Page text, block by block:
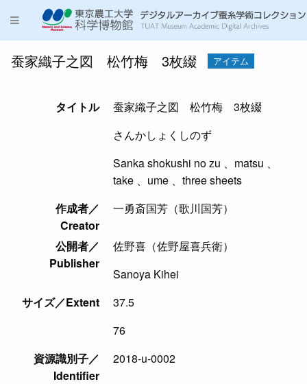
蚕家織子之図 松竹梅 3枚綴 アイテム
タイトル
蚕家織子之図 松竹梅 3枚綴
さんかしょくしのず
Sanka shokushi no zu 、matsu 、
take 、ume 、three sheets
作成者／
Creator
一勇斎国芳（歌川国芳）
公開者／
Publisher
佐野喜（佐野屋喜兵衛）
Sanoya Kihei
サイズ／Extent
37.5
76
資源識別子／
Identifier
2018-u-0002